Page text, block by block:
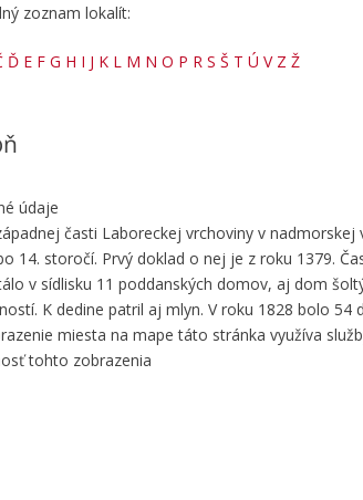
zoznam lokalít:
Ď E F G H I J K L M N O P R S Š T Ú V Z Ž
údaje
časti Laboreckej vrchoviny v
14. storočí. Prvý doklad o nej je z roku 1379.
v sídlisku 11 poddanských domov, aj dom
K dedine patril aj mlyn. V roku 1828 bolo
miesta na mape táto stránka využíva
tohto zobrazenia